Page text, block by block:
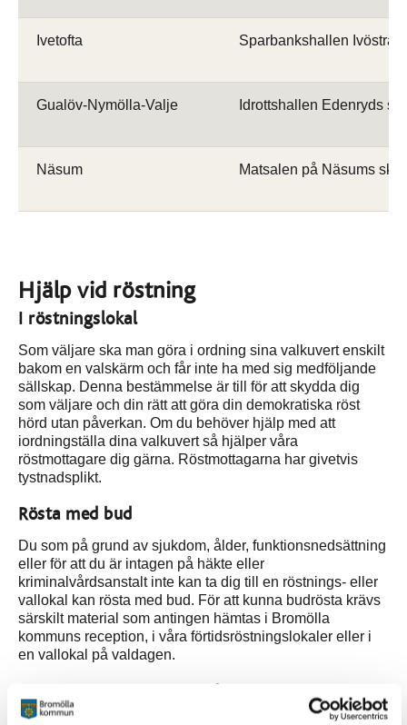
Ivetofta Sparbankshallen
Gualöv-Nymölla-Valje Idrottshallen Edenryds
Näsum Matsalen på Näsums
Hjälp vid röstning
I röstningslokal
Som väljare ska man göra i ordning sina valkuvert enskilt
bakom en valskärm och får inte ha med sig medföljande
sällskap. Denna bestämmelse är till för att skydda dig
som väljare och din rätt att göra din demokratiska röst
hörd utan påverkan. Om du behöver hjälp med att
iordningställa dina valkuvert så hjälper våra
röstmottagare dig gärna. Röstmottagarna har givetvis
tystnadsplikt.
Rösta med bud
Du som på grund av sjukdom, ålder, funktionsnedsättning
eller för att du är intagen på häkte eller
kriminalvårdsanstalt inte kan ta dig till en röstnings- eller
vallokal kan rösta med bud. För att kunna budrösta krävs
särskilt material som antingen hämtas i Bromölla
kommuns reception, i våra förtidsröstningslokaler eller i
en vallokal på valdagen.
transporterar rösten till vallokalen eller till en lokal för